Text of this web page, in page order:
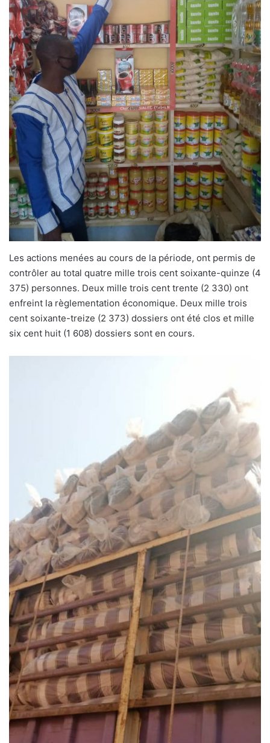
Les actions menées au cours de la période, ont permis de
contrôler au total quatre mille trois cent soixante-quinze (4
375) personnes. Deux mille trois cent trente (2 330) ont
enfreint la règlementation économique. Deux mille trois
cent soixante-treize (2 373) dossiers ont été clos et mille
six cent huit (1 608) dossiers sont en cours.